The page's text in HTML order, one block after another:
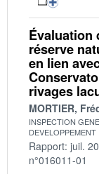
Évaluation
réserve
en lien
rivages
MORTIER,
INSPECTION
Rapport: juil.
n°016011-01